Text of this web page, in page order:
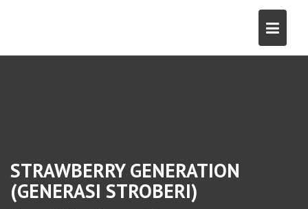
STRAWBERRY GENERATION
(GENERASI STROBERI)